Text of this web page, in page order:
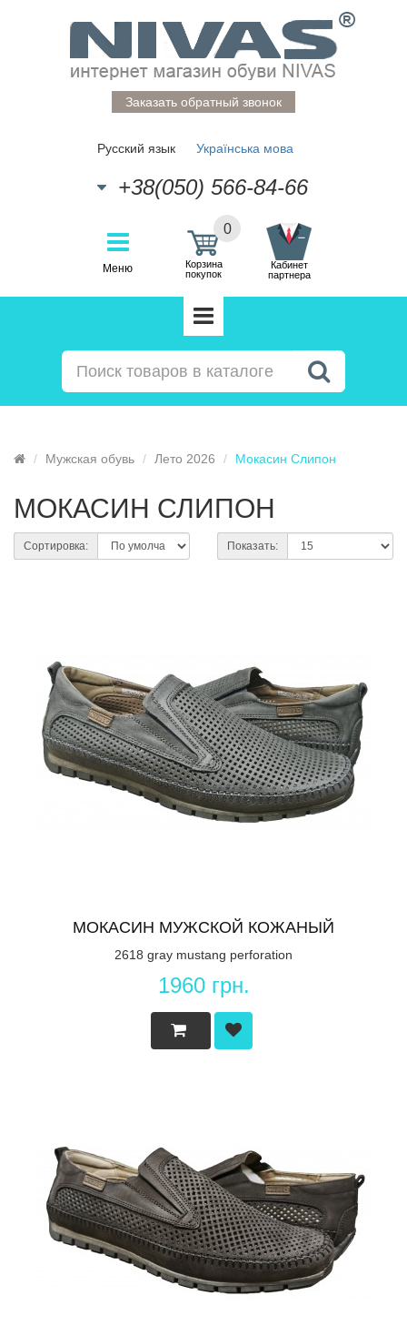
Заказать обратный звонок
Русский язык Українська мова
+38(050) 566-84-66
Меню
0
Корзина
покупок
Кабинет
партнера
Мужская обувь Лето 2026 Мокасин Слипон
МОКАСИН СЛИПОН
Сортировка: Показать:
МОКАСИН МУЖСКОЙ КОЖАНЫЙ
2618 gray mustang perforation
1960 грн.